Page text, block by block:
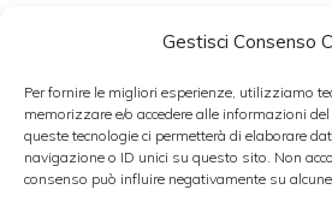
Gestisci Consenso
Per fornire le migliori esperienze, utilizziamo
memorizzare e/o accedere alle informazioni
queste tecnologie ci permetterà di elaborare
navigazione o ID unici su questo sito. Non
consenso può influire negativamente su
proprio andate di fretta, in
sono delle creme già quasi
bisognerà aggiungere solo